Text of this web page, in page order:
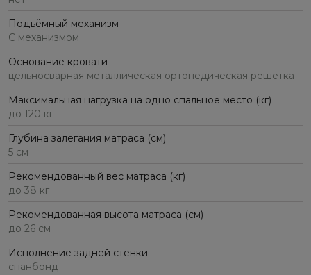
Подъёмный механизм
С механизмом
Основание кровати
цельносварная металлическая ортопедическая решетка
Максимальная нагрузка на одно спальное место (кг)
до 120 кг
Глубина залегания матраса (см)
5 см
Рекомендованный вес матраса (кг)
до 38 кг
Рекомендованная высота матраса (см)
до 26 см
Исполнение задней стенки
спанбонд